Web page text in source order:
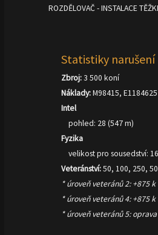
ROZDĚLOVAČ - INSTALACE
Statistiky narušení
Zbroj:3 500 koní
Náklady:M98415,
Intel
pohled: 28 (547 m)
Fyzika
velikost pro sousedství: 16
Veteránství:50, 100, 250,
* úroveň veteránů 2: +875 k
* úroveň veteránů 4: +875 k
* úroveň veteránů 5: